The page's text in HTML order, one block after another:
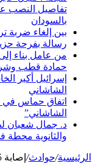
بالسودان
بين إلغاء ضربة
رسالة بفرحة
من عامل بناء
حمادة قطب
إسرائيل أكبر
الشاشاني
اتفاق حماس في
الشاشاني”
د. جمال شعبان
والثانوية
الرئيسية/حوادث/